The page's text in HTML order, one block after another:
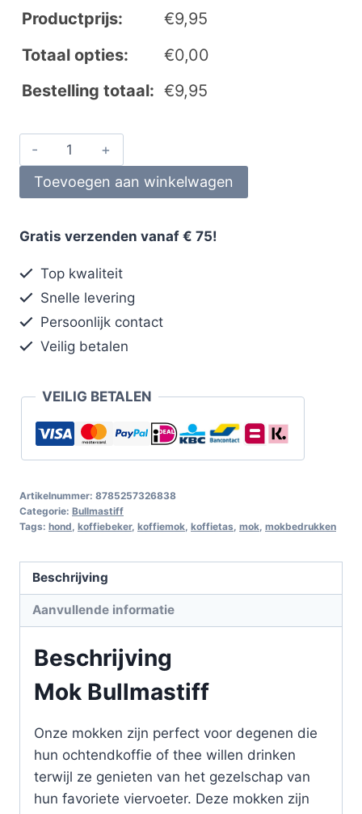
Productprijs: €9,95
Totaal opties:
€0,00
Bestelling totaal: €9,95
Toevoegen aan winkelwagen
Gratis verzenden vanaf € 75!
Top kwaliteit
Snelle levering
Persoonlijk contact
Veilig betalen
VEILIG BETALEN
Artikelnummer: 8785257326838
Categorie: Bullmastiff
Tags: hond koffiebeker, koffiemok koffietas mok mokbedrukken
Beschrijving
Aanvullende informatie
Beschrijving
Mok Bullmastiff
Onze mokken zijn perfect voor degenen die
hun ochtendkoffie of thee willen drinken
terwijl ze genieten van het gezelschap van
hun favoriete viervoeter. Deze mokken zijn